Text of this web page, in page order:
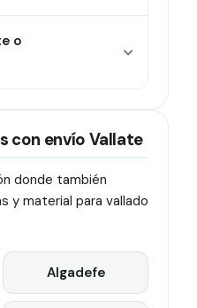
o
con envío Vallate
donde también
y material para vallado
Algadefe